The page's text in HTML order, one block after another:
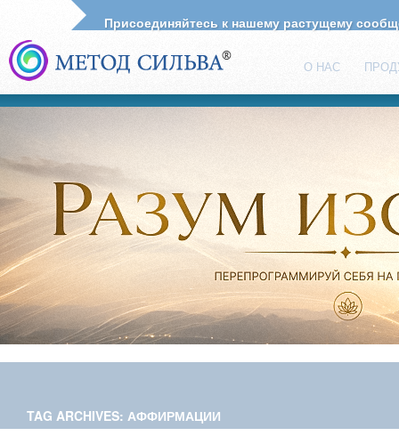
О НАС
Присоединяйтесь к нашему растущему
TAG ARCHIVES: АФФИРМАЦИИ